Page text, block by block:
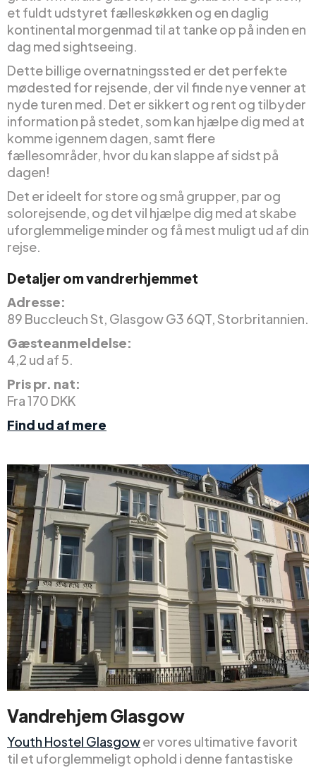
et fuldt udstyret fælleskøkken og en daglig
kontinental morgenmad til at tanke op på inden en
dag med sightseeing.
Dette billige overnatningssted er det perfekte
mødested for rejsende, der vil finde nye venner at
nyde turen med. Det er sikkert og rent og tilbyder
information på stedet, som kan hjælpe dig med at
komme igennem dagen, samt flere
fællesområder, hvor du kan slappe af sidst på
dagen!
Det er ideelt for store og små grupper, par og
solorejsende, og det vil hjælpe dig med at skabe
uforglemmelige minder og få mest muligt ud af din
rejse.
Detaljer om vandrerhjemmet
Adresse:
89 Buccleuch St, Glasgow G3 6QT, Storbritannien.
Gæsteanmeldelse:
4,2 ud af 5.
Pris pr. nat:
Fra 170 DKK
Find ud af mere
Vandrehjem Glasgow
Youth Hostel Glasgower vores ultimative favorit
til et uforglemmeligt ophold i denne fantastiske